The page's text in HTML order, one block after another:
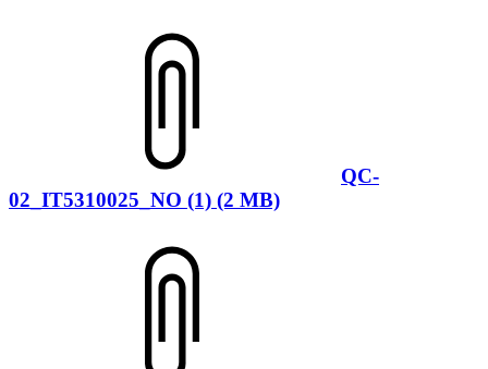
QC-
02_IT5310025_NO (1) (2 MB)